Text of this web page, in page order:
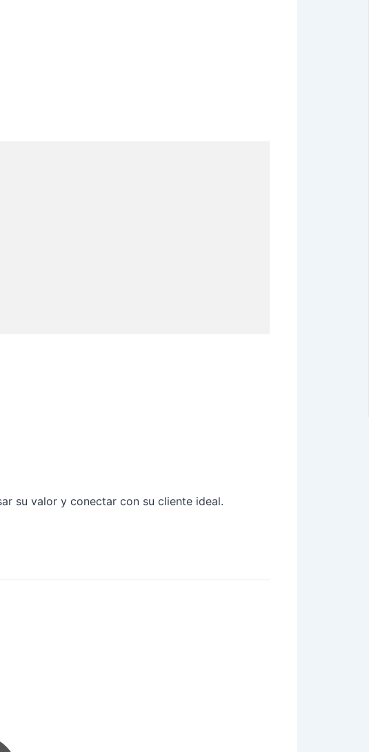
su valor y conectar con su cliente ideal.